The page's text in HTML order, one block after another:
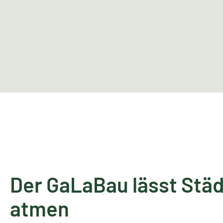
Der GaLaBau lässt
atmen